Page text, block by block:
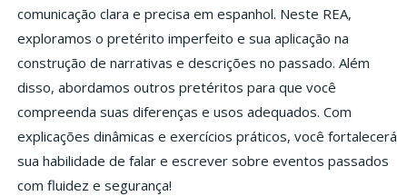
comunicação clara e precisa em espanhol. Neste REA,
exploramos o pretérito imperfeito e sua aplicação na
construção de narrativas e descrições no passado. Além
disso, abordamos outros pretéritos para que você
compreenda suas diferenças e usos adequados. Com
explicações dinâmicas e exercícios práticos, você fortalecerá
sua habilidade de falar e escrever sobre eventos passados
com fluidez e segurança!